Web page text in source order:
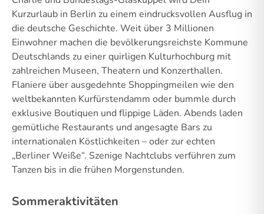
Kurzurlaub in Berlin zu einem eindrucksvollen Ausflug in
die deutsche Geschichte. Weit über 3 Millionen
Einwohner machen die bevölkerungsreichste Kommune
Deutschlands zu einer quirligen Kulturhochburg mit
zahlreichen Museen, Theatern und Konzerthallen.
Flaniere über ausgedehnte Shoppingmeilen wie den
weltbekannten Kurfürstendamm oder bummle durch
exklusive Boutiquen und flippige Läden. Abends laden
gemütliche Restaurants und angesagte Bars zu
internationalen Köstlichkeiten – oder zur echten
„Berliner Weiße“. Szenige Nachtclubs verführen zum
Tanzen bis in die frühen Morgenstunden.
Sommeraktivitäten